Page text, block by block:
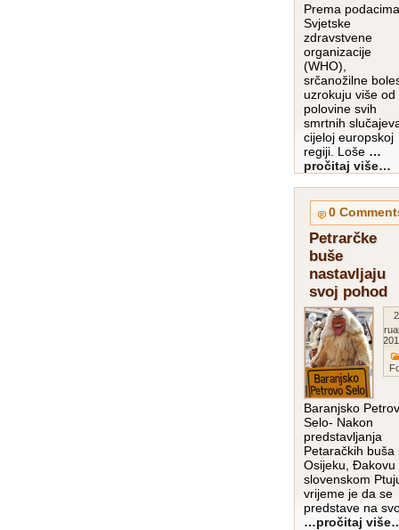
Prema podacima
Svjetske
zdravstvene
organizacije
(WHO),
srčanožilne
uzrokuju više od
polovine svih
smrtnih
cijeloj europskoj
regiji. Loše …
pročitaj više…
0
Petrarčke
buše
nastavljaju
svoj pohod
Baranjsko
Selo- Nakon
predstavljanja
Petaračkih buša
Osijeku, Đakovu
slovenskom
vrijeme je da se
predstave na
…pročitaj